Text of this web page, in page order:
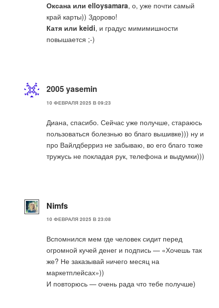
Оксана или elloysamara, о, уже почти самый
край карты)) Здорово!
Катя или keidi, и градус мимимишности
повышается ;-)
2005 yasemin
10 ФЕВРАЛЯ 2025 В 09:23
Диана, спасибо. Сейчас уже получше, стараюсь
пользоваться болезнью во благо вышивке))) ну и
про Вайлдберриз не забываю, во его благо тоже
тружусь не покладая рук, телефона и выдумки)))
Nimfs
10 ФЕВРАЛЯ 2025 В 23:08
Вспомнился мем где человек сидит перед
огромной кучей денег и подпись — «Хочешь так
же? Не заказывай ничего месяц на
маркетплейсах»))
И повторюсь — очень рада что тебе получше)